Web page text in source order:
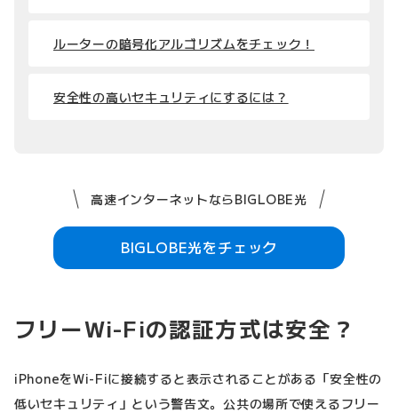
ルーターの暗号化アルゴリズムをチェック！
安全性の高いセキュリティにするには？
高速インターネットならBIGLOBE光
BIGLOBE光をチェック
フリーWi-Fiの認証方式は安全？
iPhoneをWi-Fiに接続すると表示されることがある「安全性の
低いセキュリティ」という警告文。公共の場所で使えるフリー